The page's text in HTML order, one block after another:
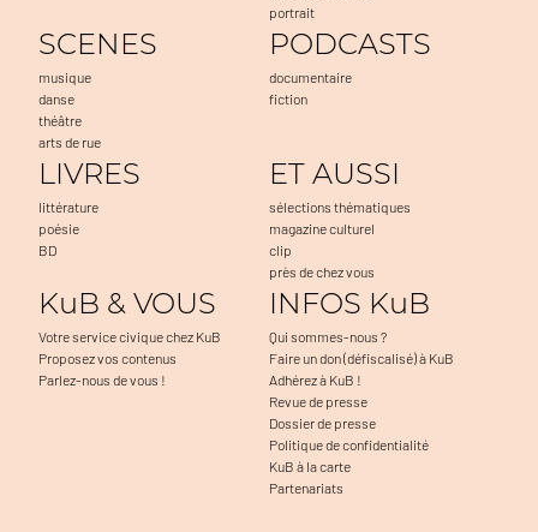
portrait
SCENES
musique
danse
théâtre
arts de rue
PODCASTS
documentaire
fiction
LIVRES
littérature
poésie
BD
ET AUSSI
sélections thématiques
magazine culturel
clip
près de chez vous
KuB & VOUS
Votre service civique chez KuB
Proposez vos contenus
Parlez-nous de vous !
INFOS KuB
Qui sommes-nous ?
Faire un don (défiscalisé) à KuB
Adhérez à KuB !
Revue de presse
Dossier de presse
Politique de confidentialité
KuB à la carte
Partenariats